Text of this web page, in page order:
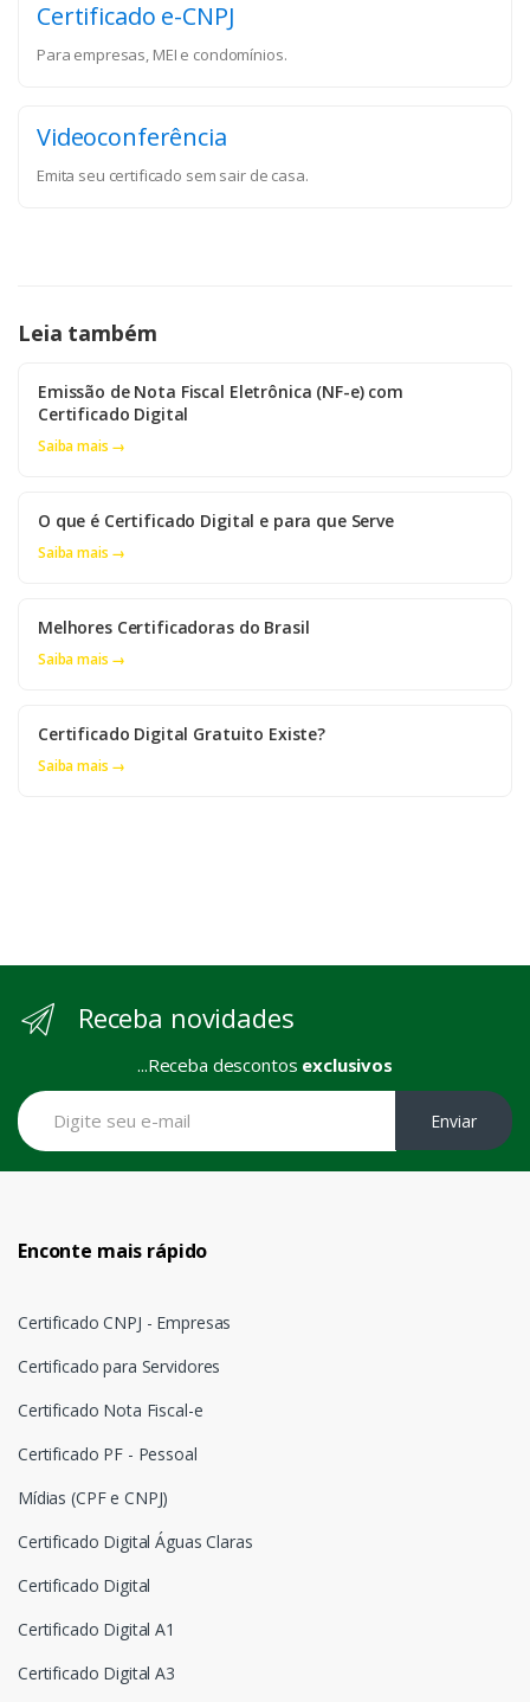
Certificado e-CNPJ
Para empresas, MEI e condomínios.
Videoconferência
Emita seu certificado sem sair de casa.
Leia também
Emissão de Nota Fiscal Eletrônica (NF-e) com
Certificado Digital
Saiba mais →
O que é Certificado Digital e para que Serve
Saiba mais →
Melhores Certificadoras do Brasil
Saiba mais →
Certificado Digital Gratuito Existe?
Saiba mais →
Receba novidades
...Receba descontos exclusivos
Enviar
Enconte mais rápido
Certificado CNPJ - Empresas
Certificado para Servidores
Certificado Nota Fiscal-e
Certificado PF - Pessoal
Mídias (CPF e CNPJ)
Certificado Digital Águas Claras
Certificado Digital
Certificado Digital A1
Certificado Digital A3